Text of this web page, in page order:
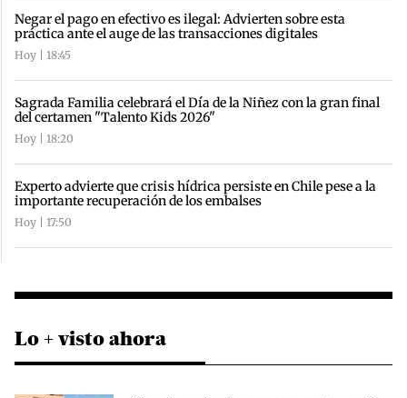
Negar el pago en efectivo es ilegal: Advierten sobre esta
práctica ante el auge de las transacciones digitales
Hoy | 18:45
Sagrada Familia celebrará el Día de la Niñez con la gran final
del certamen "Talento Kids 2026"
Hoy | 18:20
Experto advierte que crisis hídrica persiste en Chile pese a la
importante recuperación de los embalses
Hoy | 17:50
Lo + visto ahora